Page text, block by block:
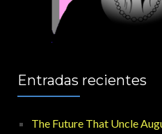
Entradas recientes
The Future That Uncle